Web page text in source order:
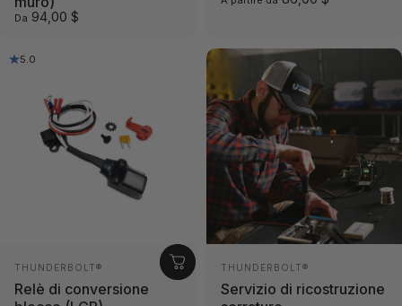
Da 94,00 $
5.0
Fornitore:
THUNDERBOLT®
Relè di conversione
Fornitore:
THUNDERBOLT®
Servizio di ricostruzione